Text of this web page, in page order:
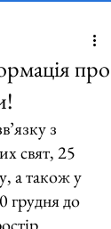
про
з
свят, 25
а також у
грудня до